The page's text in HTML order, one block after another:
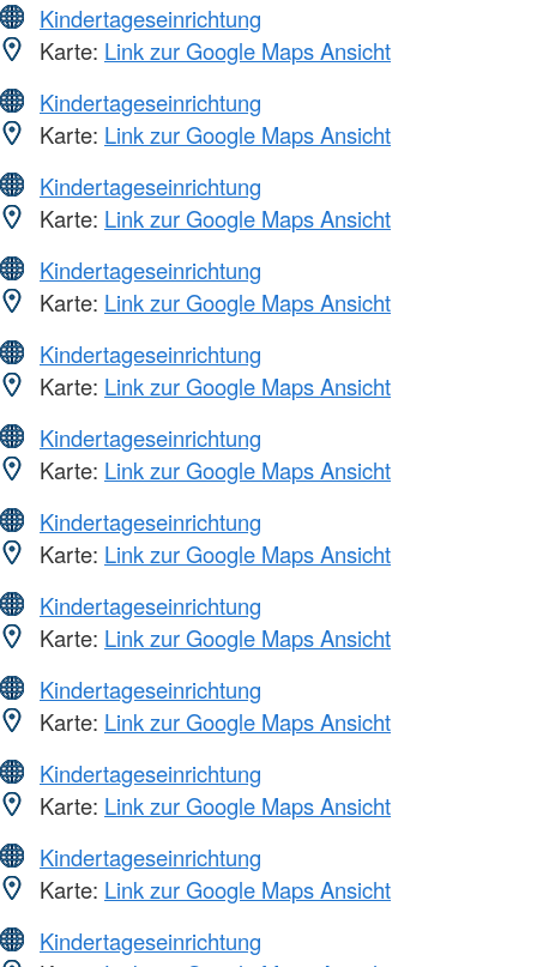
Kindertageseinrichtung
Karte: Link zur Google Maps Ansicht
Kindertageseinrichtung
Karte: Link zur Google Maps Ansicht
Kindertageseinrichtung
Karte: Link zur Google Maps Ansicht
Kindertageseinrichtung
Karte: Link zur Google Maps Ansicht
Kindertageseinrichtung
Karte: Link zur Google Maps Ansicht
Kindertageseinrichtung
Karte: Link zur Google Maps Ansicht
Kindertageseinrichtung
Karte: Link zur Google Maps Ansicht
Kindertageseinrichtung
Karte: Link zur Google Maps Ansicht
Kindertageseinrichtung
Karte: Link zur Google Maps Ansicht
Kindertageseinrichtung
Karte: Link zur Google Maps Ansicht
Kindertageseinrichtung
Karte: Link zur Google Maps Ansicht
Kindertageseinrichtung